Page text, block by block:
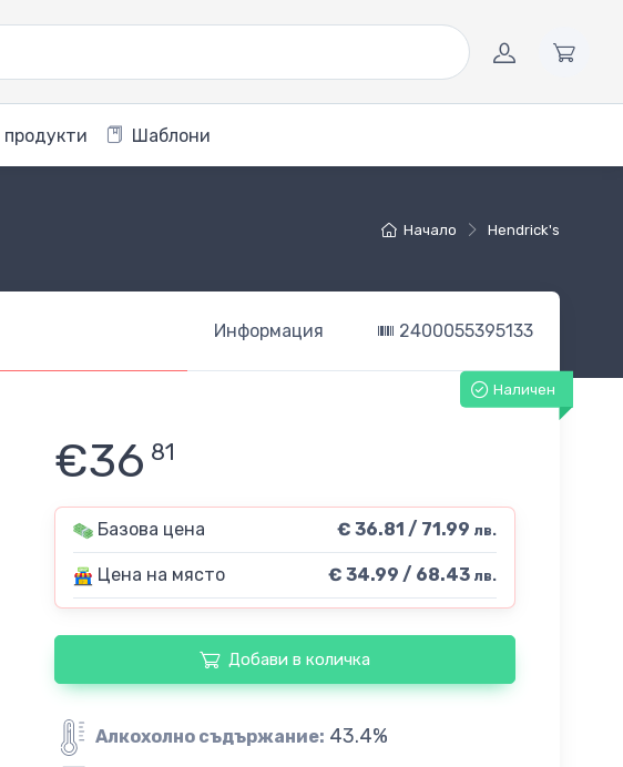
Шаблони
Начало Hendrick's
Информация 2400055395133
Наличен
€36 81
Базова цена € 36.81 / 71.99 лв.
Цена на място € 34.99 / 68.43 лв.
Добави в количка
Алкохолно съдържание: 43.4%